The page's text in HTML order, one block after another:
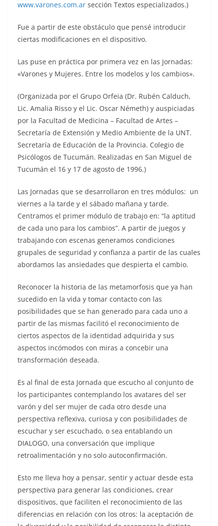
www.varones.com.ar sección Textos especializados.)
Fue a partir de este obstáculo que pensé introducir
ciertas modificaciones en el dispositivo.
Las puse en práctica por primera vez en las Jornadas:
«Varones y Mujeres. Entre los modelos y los cambios».
(Organizada por el Grupo Orfeia (Dr. Rubén Calduch,
Lic. Amalia Risso y el Lic. Oscar Németh) y auspiciadas
por la Facultad de Medicina – Facultad de Artes –
Secretaría de Extensión y Medio Ambiente de la UNT.
Secretaría de Educación de la Provincia. Colegio de
Psicólogos de Tucumán. Realizadas en San Miguel de
Tucumán el 16 y 17 de agosto de 1996.)
Las Jornadas que se desarrollaron en tres módulos: un
viernes a la tarde y el sábado mañana y tarde.
Centramos el primer módulo de trabajo en: “la aptitud
de cada uno para los cambios”. A partir de juegos y
trabajando con escenas generamos condiciones
grupales de seguridad y confianza a partir de las cuales
abordamos las ansiedades que despierta el cambio.
Reconocer la historia de las metamorfosis que ya han
sucedido en la vida y tomar contacto con las
posibilidades que se han generado para cada uno a
partir de las mismas facilitó el reconocimiento de
ciertos aspectos de la identidad adquirida y sus
aspectos incómodos con miras a concebir una
transformación deseada.
Es al final de esta Jornada que escucho al conjunto de
los participantes contemplando los avatares del ser
varón y del ser mujer de cada otro desde una
perspectiva reflexiva, curiosa y con posibilidades de
escuchar y ser escuchado, o sea entablando un
DIALOGO, una conversación que implique
retroalimentación y no solo autoconfirmación.
Esto me lleva hoy a pensar, sentir y actuar desde esta
perspectiva para generar las condiciones, crear
dispositivos, que faciliten el reconocimiento de las
diferencias en relación con los otros: la aceptación de